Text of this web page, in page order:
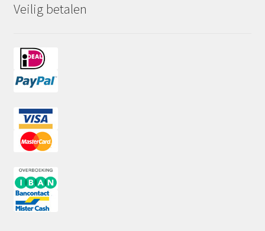
Veilig betalen